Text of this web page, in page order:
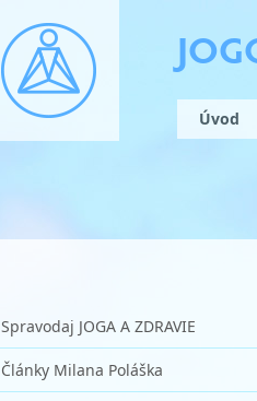
Úvod
Spravodaj JOGA A ZDRAVIE
Články Milana Poláška